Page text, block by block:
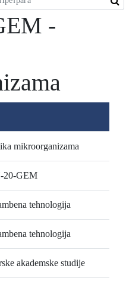
-
mikroorganizama
20-GEM
tehnologija
tehnologija
akademske studije